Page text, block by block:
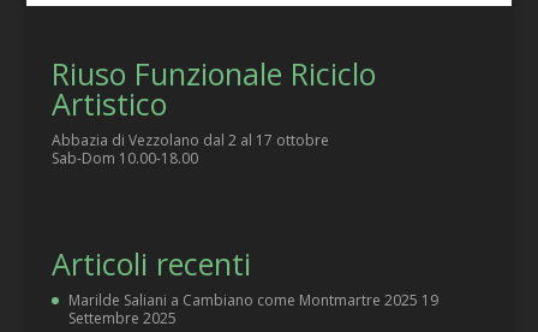
Riuso Funzionale Riciclo
Artistico
Abbazia di Vezzolano dal 2 al 17 ottobre
Sab-Dom 10.00-18.00
Articoli recenti
Marilde Saliani a Cambiano come Montmartre 2025 19
Settembre 2025